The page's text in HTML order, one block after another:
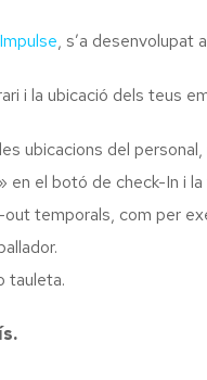
, s’a desenvolupat
i la ubicació dels teus
ubicacions del
el botó de check-In i
temporals, com per
tauleta.